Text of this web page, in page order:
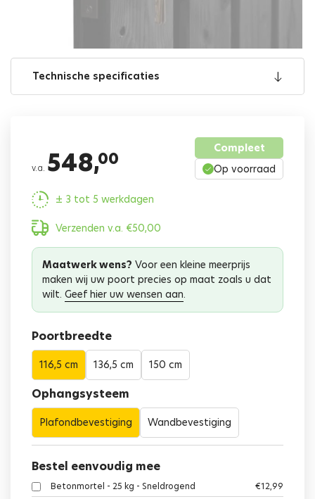
Technische specificaties
v.a. 548,00
Compleet
Op voorraad
± 3 tot 5 werkdagen
Verzenden v.a. €50,00
Maatwerk wens? Voor een kleine meerprijs
maken wij uw poort precies op maat zoals u dat
wilt. Geef hier uw wensen aan.
Poortbreedte
116,5 cm 136,5 cm 150 cm
Ophangsysteem
Plafondbevestiging Wandbevestiging
Bestel eenvoudig mee
Betonmortel - 25 kg - Sneldrogend €12,99